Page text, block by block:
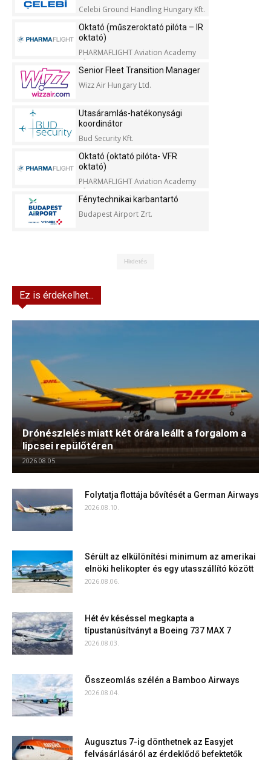
Celebi Ground Handling Hungary Kft.
Oktató (műszeroktató pilóta – IR
oktató)
PHARMAFLIGHT Aviation Academy
Kft.
Senior Fleet Transition Manager
Wizz Air Hungary Ltd.
Utasáramlás-hatékonysági
koordinátor
Bud Security Kft.
Oktató (oktató pilóta- VFR
oktató)
PHARMAFLIGHT Aviation Academy
Kft.
Fénytechnikai karbantartó
Budapest Airport Zrt.
Hirdetés
Ez is érdekelhet...
Drónészlelés miatt két órára leállt a forgalom a
lipcsei repülőtéren
2026.08.05.
Folytatja flottája bővítését a German Airways
2026.08.10.
Sérült az elkülönítési minimum az amerikai
elnöki helikopter és egy utasszállító között
2026.08.06.
Hét év késéssel megkapta a
típustanúsítványt a Boeing 737 MAX 7
2026.08.03.
Összeomlás szélén a Bamboo Airways
2026.08.04.
Augusztus 7-ig dönthetnek az Easyjet
felvásárlásáról az érdeklődő befektetők